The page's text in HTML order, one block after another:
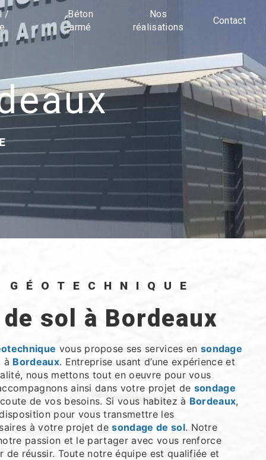
/
Béton
armé
Nos
réalisations
Contact
GÉOTECHNIQUE
de sol à Bordeaux
vous propose ses services en sondage
à Bordeaux. Entreprise usant d’une expérience et
nous mettons tout en oeuvre pour vous
ainsi dans votre projet de sondage
de vos besoins. Si vous habitez à Bordeaux,
pour vous transmettre les
à votre projet desondage de sol. Notre
passion et le partager avec vous renforce
de réussir. Toute notre équipe est qualifiée et